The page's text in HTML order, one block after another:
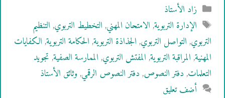
التصنيفات
زاد الأستاذ
الوسوم
الإدارة التربوية,الامتحان المهني,التخطيط التربوي,التنظيم
التربوي,التواصل التربوي,الجذاذة التربوية,الحكامة التربوية,الكفايات
المهنية,المراقبة التربوية,المفتش التربوي,الممارسة الصفية,تجويد
التعلمات,دفتر النصوص,دفتر النصوص الرقمي,وثائق الأستاذ
أضف تعليق